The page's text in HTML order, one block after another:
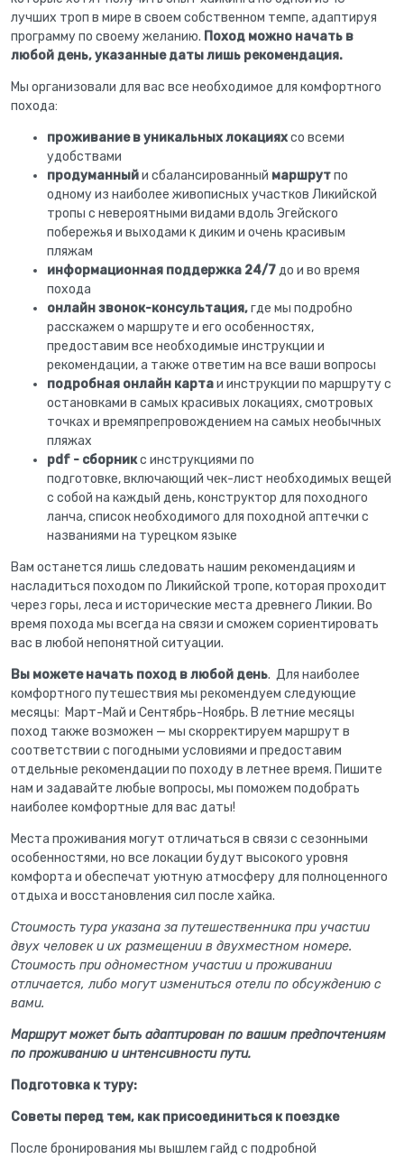
лучших троп в мире в своем собственном темпе, адаптируя
программу по своему желанию. Поход можно начать в
любой день, указанные даты лишь рекомендация.
Мы организовали для вас все необходимое для комфортного
похода:
проживание в уникальных локацияхсо всеми
удобствами
продуманныйи сбалансированный маршрутпо
одному из наиболее живописных участков Ликийской
тропы с невероятными видами вдоль Эгейского
побережья и выходами к диким и очень красивым
пляжам
информационная поддержка 24/7до и во время
похода
онлайн звонок-консультация,где мы подробно
расскажем о маршруте и его особенностях,
предоставим все необходимые инструкции и
рекомендации, а также ответим на все ваши вопросы
подробная онлайн картаи инструкции по маршруту с
остановками в самых красивых локациях, смотровых
точках и времяпрепровождением на самых необычных
пляжах
pdf - сборникс инструкциями по
подготовке, включающий чек-лист необходимых вещей
с собой на каждый день, конструктор для походного
ланча, список необходимого для походной аптечки с
названиями на турецком языке
Вам останется лишь следовать нашим рекомендациям и
насладиться походом по Ликийской тропе, которая проходит
через горы, леса и исторические места древнего Ликии. Во
время похода мы всегда на связи и сможем сориентировать
вас в любой непонятной ситуации.
Вы можете начать поход в любой день. Для наиболее
комфортного путешествия мы рекомендуем следующие
месяцы: Март-Май и Сентябрь-Ноябрь. В летние месяцы
поход также возможен — мы скорректируем маршрут в
соответствии с погодными условиями и предоставим
отдельные рекомендации по походу в летнее время. Пишите
нам и задавайте любые вопросы, мы поможем подобрать
наиболее комфортные для вас даты!
Места проживания могут отличаться в связи с сезонными
особенностями, но все локации будут высокого уровня
комфорта и обеспечат уютную атмосферу для полноценного
отдыха и восстановления сил после хайка.
Стоимость тура указана за путешественника при участии
двух человек и их размещении в двухместном номере.
Стоимость при одноместном участии и проживании
отличается, либо могут измениться отели по обсуждению с
вами.
Маршрут может быть адаптирован по вашим предпочтениям
по проживанию и интенсивности пути.
Подготовка к туру:
Советы перед тем, как присоединиться к поездке
После бронирования мы вышлем гайд с подробной